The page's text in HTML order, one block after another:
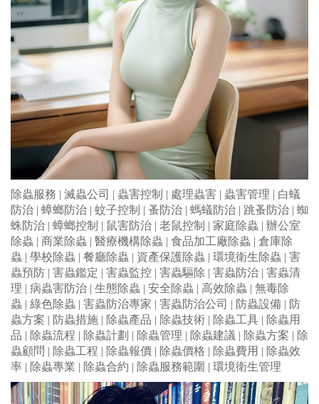
除蟲服務 | 滅蟲公司 | 蟲害控制 | 處理蟲害 | 蟲害管理 | 白蟻
防治 | 蟑螂防治 | 蚊子控制 | 蚤防治 | 螞蟻防治 | 跳蚤防治 | 蜘
蛛防治 | 蟑螂控制 | 鼠害防治 | 老鼠控制 | 家庭除蟲 | 辦公室
除蟲 | 商業除蟲 | 醫療機構除蟲 | 食品加工廠除蟲 | 倉庫除
蟲 | 學校除蟲 | 餐廳除蟲 | 資產保護除蟲 | 環境衛生除蟲 | 害
蟲預防 | 害蟲鑑定 | 害蟲監控 | 害蟲驅除 | 害蟲防治 | 害蟲清
理 | 病蟲害防治 | 生態除蟲 | 安全除蟲 | 高效除蟲 | 無毒除
蟲 | 綠色除蟲 | 害蟲防治專家 | 害蟲防治公司 | 防蟲設備 | 防
蟲方案 | 防蟲措施 | 除蟲產品 | 除蟲技術 | 除蟲工具 | 除蟲用
品 | 除蟲流程 | 除蟲計劃 | 除蟲管理 | 除蟲建議 | 除蟲方案 | 除
蟲顧問 | 除蟲工程 | 除蟲報價 | 除蟲價格 | 除蟲費用 | 除蟲效
率 | 除蟲專業 | 除蟲合約 | 除蟲服務範圍 | 環境衛生管理